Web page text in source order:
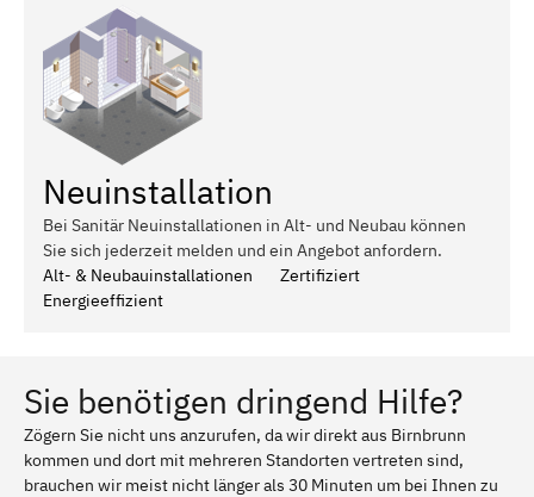
Neuinstallation
Bei Sanitär Neuinstallationen in Alt- und Neubau können
Sie sich jederzeit melden und ein Angebot anfordern.
Alt- & Neubauinstallationen
Zertifiziert
Energieeffizient
Sie benötigen dringend Hilfe?
Zögern Sie nicht uns anzurufen, da wir direkt aus Birnbrunn
kommen und dort mit mehreren Standorten vertreten sind,
brauchen wir meist nicht länger als 30 Minuten um bei Ihnen zu